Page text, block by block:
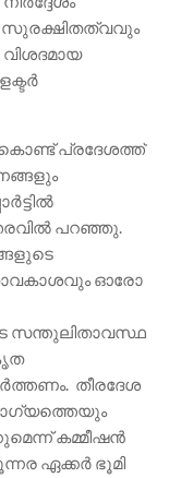
സുരക്ഷിതത്വവും
വിശദമായ
പ്രദേശത്ത്
പറഞ്ഞു.
ഓരോ
സന്തുലിതാവസ്ഥ
തീരദേശ
കമ്മീഷൻ
ഏക്കർ ഭൂമി